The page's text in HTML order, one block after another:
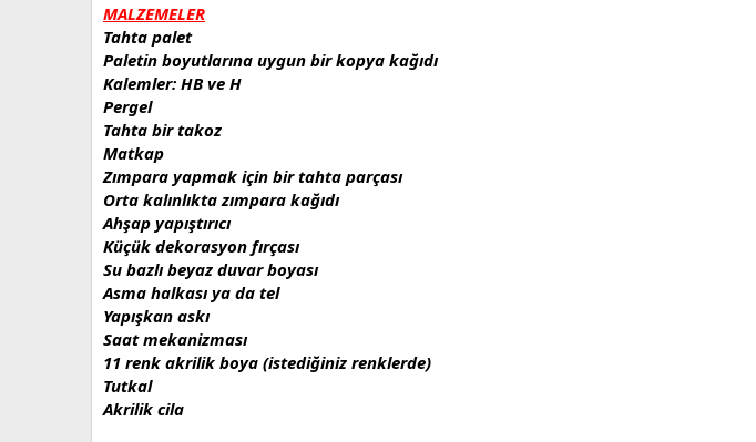
MALZEMELER
Tahta palet
Paletin boyutlarına uygun bir kopya kağıdı
Kalemler: HB ve H
Pergel
Tahta bir takoz
Matkap
Zımpara yapmak için bir tahta parçası
Orta kalınlıkta zımpara kağıdı
Ahşap yapıştırıcı
Küçük dekorasyon fırçası
Su bazlı beyaz duvar boyası
Asma halkası ya da tel
Yapışkan askı
Saat mekanizması
11 renk akrilik boya (istediğiniz renklerde)
Tutkal
Akrilik cila